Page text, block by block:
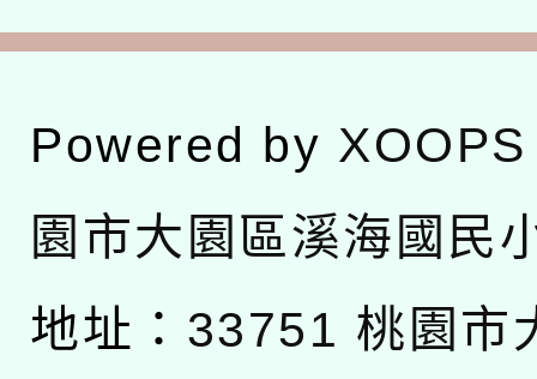
Powered by XOOPS
園市大園區溪海國民
地址： 33751 桃園市